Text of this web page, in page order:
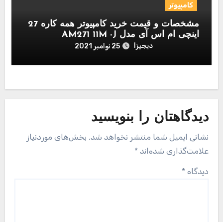
کامپیوتر
مشخصات و قیمت خرید کامپیوتر همه کاره 27
اینچی ام اس آی مدل AM271 11M -J
دیجیزا 25 نوامبر 2021
دیدگاهتان را بنویسید
نشانی ایمیل شما منتشر نخواهد شد. بخش‌های موردنیاز
علامت‌گذاری شده‌اند *
دیدگاه *